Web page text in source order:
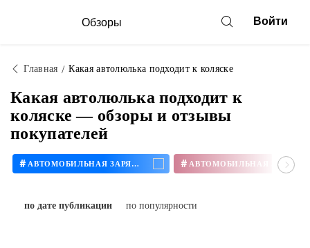
Обзоры Войти
Главная Какая автолюлька подходит к коляске
Какая автолюлька подходит к
коляске — обзоры и отзывы
покупателей
# АВТОМОБИЛЬНАЯ ЗАРЯДКА #
по дате публикации по популярности